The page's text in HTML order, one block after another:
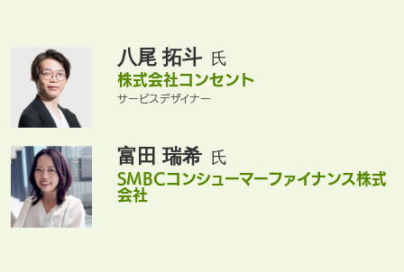
八尾 拓斗 氏
株式会社コンセント
サービスデザイナー
富田 瑞希 氏
SMBCコンシューマーファイナンス株式
会社